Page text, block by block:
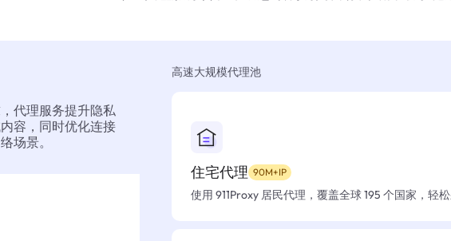
代理服务提升隐私
容，同时优化连接
场景。
高速大规模代理池
住宅代理 90M+IP
使用 911Proxy 居民代理，覆盖全球 195 个国家，轻